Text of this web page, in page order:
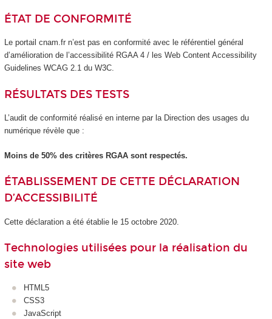
ÉTAT DE CONFORMITÉ
Le portail cnam.fr n’est pas en conformité avec le référentiel général
d’amélioration de l’accessibilité RGAA 4 / les Web Content Accessibility
Guidelines WCAG 2.1 du W3C.
RÉSULTATS DES TESTS
L’audit de conformité réalisé en interne par la Direction des usages du
numérique révèle que :
Moins de 50% des critères RGAA sont respectés.
ÉTABLISSEMENT DE CETTE DÉCLARATION
D’ACCESSIBILITÉ
Cette déclaration a été établie le 15 octobre 2020.
Technologies utilisées pour la réalisation du
site web
HTML5
CSS3
JavaScript